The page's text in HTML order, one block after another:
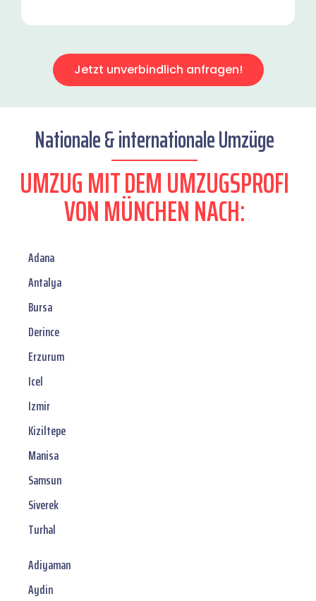
Jetzt unverbindlich anfragen!
Nationale & internationale Umzüge
UMZUG MIT DEM UMZUGSPROFI
VON MÜNCHEN NACH:
Adana
Antalya
Bursa
Derince
Erzurum
Icel
Izmir
Kiziltepe
Manisa
Samsun
Siverek
Turhal
Adiyaman
Aydin